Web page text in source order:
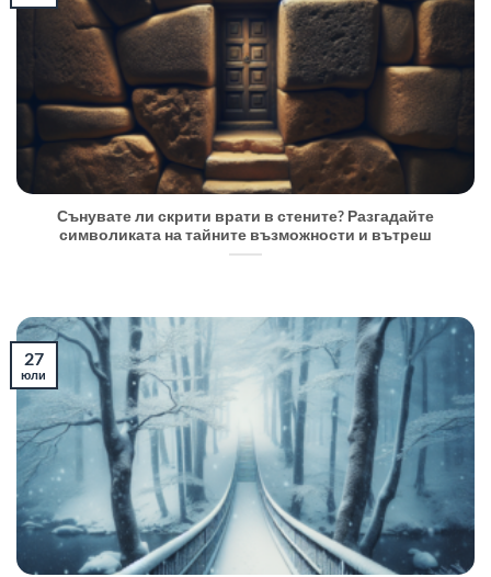
Сънувате ли скрити врати в стените? Разгадайте
символиката на тайните възможности и вътреш
27
юли